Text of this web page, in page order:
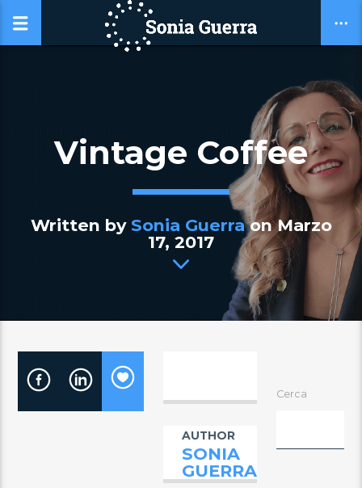
Vintage Coffee
Written by Sonia Guerraon Marzo
17, 2017
AUTHOR
SONIA
GUERRA
Cerca